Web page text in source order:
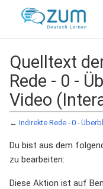
Quelltext
Rede - 0 -
Video
← Indirekte Rede - 0 -
Du bist aus dem
zu bearbeiten:
Diese Aktion ist auf